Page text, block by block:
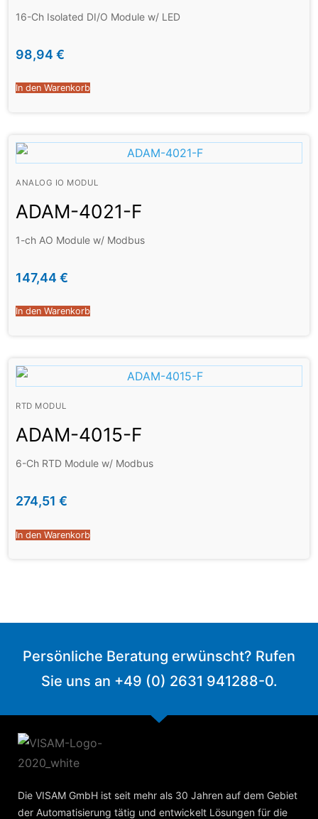
16-Ch Isolated DI/O Module w/ LED
98,94 €
In den Warenkorb
ANALOG IO MODUL
ADAM-4021-F
1-ch AO Module w/ Modbus
147,44 €
In den Warenkorb
RTD MODUL
ADAM-4015-F
6-Ch RTD Module w/ Modbus
274,51 €
In den Warenkorb
Persönliche Beratung erwünscht? Rufen
Sie uns an +49 (0) 2631 941288-0.
Die VISAM GmbH ist seit mehr als 30 Jahren auf dem Gebiet
der Automatisierung tätig und entwickelt Lösungen für die